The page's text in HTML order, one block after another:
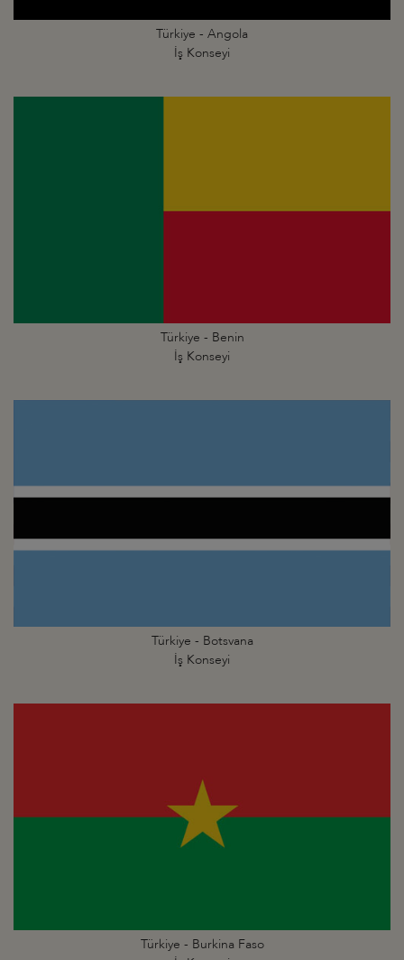
Türkiye - Angola
İş Konseyi
Türkiye - Benin
İş Konseyi
Türkiye - Botsvana
İş Konseyi
Türkiye - Burkina Faso